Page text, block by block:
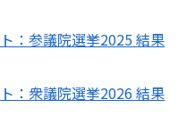
：参議院選挙2025 結果
：衆議院選挙2026 結果